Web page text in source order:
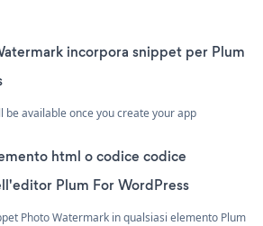
incorpora snippet per Plum
be available once you create your app
html o codice codice
Plum For WordPress
Photo Watermark in qualsiasi elemento Plum